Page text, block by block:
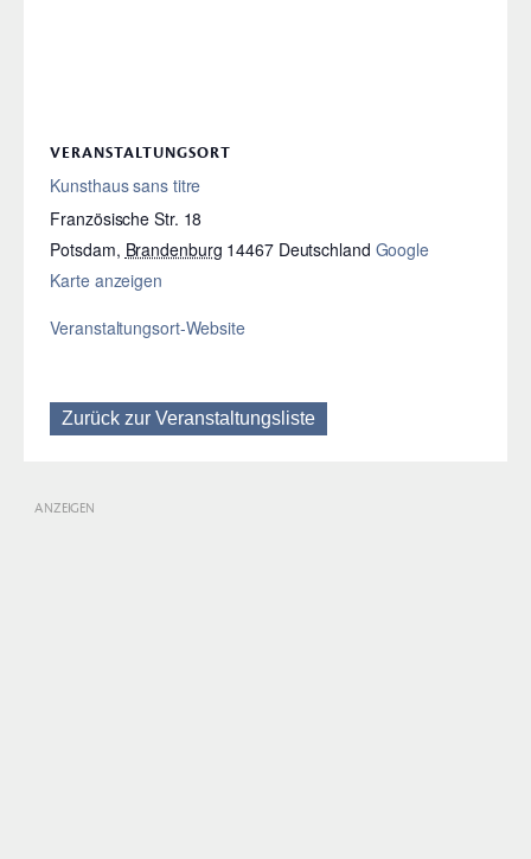
VERANSTALTUNGSORT
Kunsthaus sans titre
Französische Str. 18
Potsdam, Brandenburg 14467 Deutschland Google
Karte anzeigen
Veranstaltungsort-Website
Zurück zur Veranstaltungsliste
ANZEIGEN